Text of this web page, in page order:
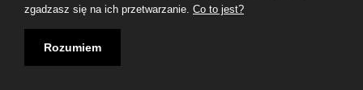
zgadzasz się na ich przetwarzanie. Co to jest?
Rozumiem